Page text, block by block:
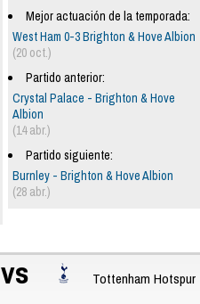
Mejor actuación de la temporada:
West Ham 0-3 Brighton & Hove Albion
(20 oct.)
Partido anterior:
Crystal Palace - Brighton & Hove
Albion
(14 abr.)
Partido siguiente:
Burnley - Brighton & Hove Albion
(28 abr.)
vs Tottenham Hotspur